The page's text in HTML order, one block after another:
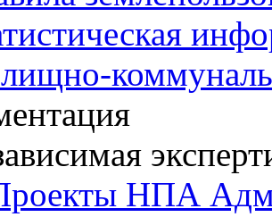
НПА